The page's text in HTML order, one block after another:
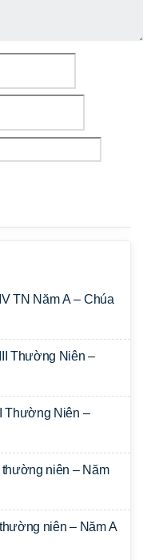
TN Năm A – Chúa
Thường Niên –
Thường Niên –
niên – Năm
niên – Năm A